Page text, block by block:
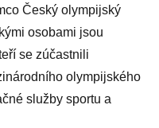
Český olympijský
osobami jsou
se zúčastnili
olympijského
služby sportu a